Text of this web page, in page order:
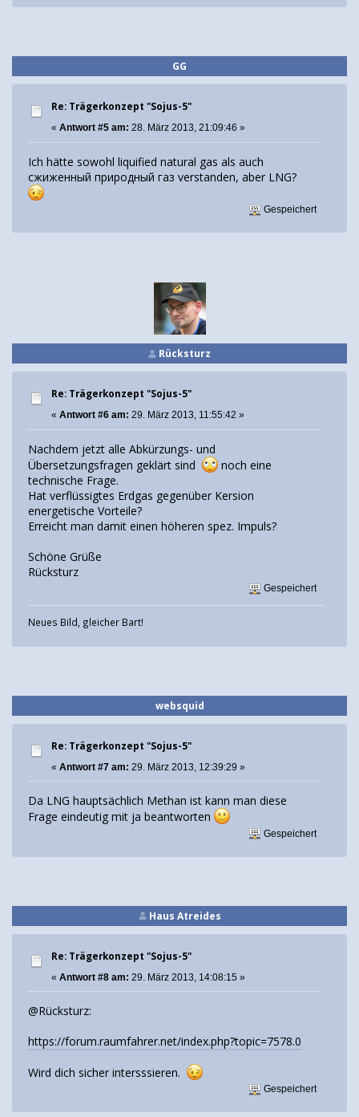
GG
Re: Trägerkonzept "Sojus-5"
« Antwort #5 am: 28. März 2013, 21:09:46 »
Ich hätte sowohl liquified natural gas als auch
сжиженный природный газ verstanden, aber LNG?
Gespeichert
Rücksturz
Re: Trägerkonzept "Sojus-5"
« Antwort #6 am: 29. März 2013, 11:55:42 »
Nachdem jetzt alle Abkürzungs- und
Übersetzungsfragen geklärt sind
noch eine
technische Frage.
Hat verflüssigtes Erdgas gegenüber Kersion
energetische Vorteile?
Erreicht man damit einen höheren spez. Impuls?
Schöne Grüße
Rücksturz
Gespeichert
Neues Bild, gleicher Bart!
websquid
Re: Trägerkonzept "Sojus-5"
« Antwort #7 am: 29. März 2013, 12:39:29 »
Da LNG hauptsächlich Methan ist kann man diese
Frage eindeutig mit ja beantworten
Gespeichert
Haus Atreides
Re: Trägerkonzept "Sojus-5"
« Antwort #8 am: 29. März 2013, 14:08:15 »
@Rücksturz:
https://forum.raumfahrer.net/index.php?topic=7578.0
Wird dich sicher intersssieren.
Gespeichert